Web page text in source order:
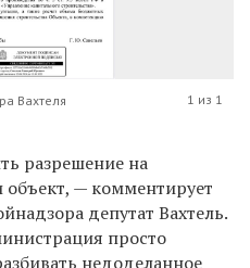
Вахтеля 1 из 1
разрешение на
объект, — комментирует
депутат Вахтель.
просто
недоделанное